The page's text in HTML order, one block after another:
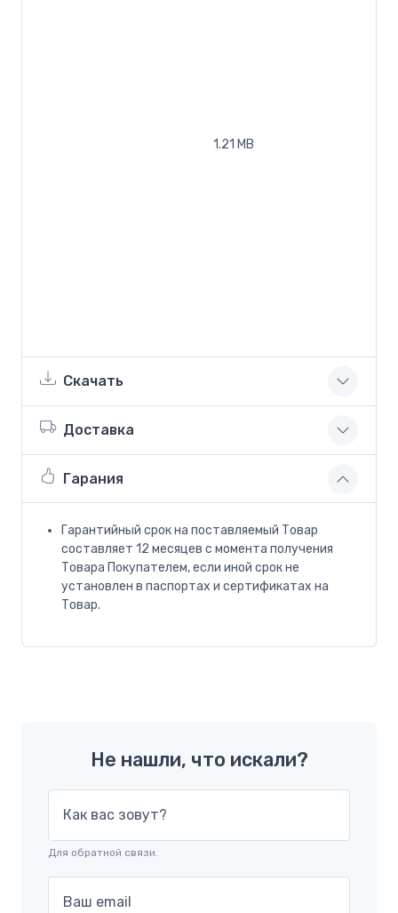
1.21 MB
Скачать
Доставка
Гарания
Гарантийный срок на поставляемый Товар
составляет 12 месяцев с момента получения
Товара Покупателем, если иной срок не
установлен в паспортах и сертификатах на
Товар.
Не нашли, что искали?
Как вас зовут?
Для обратной связи.
Ваш email